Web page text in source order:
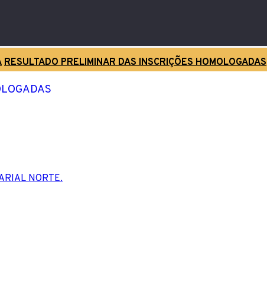
NORTE.
RESULTADO PRELIMINAR DAS INSCRIÇÕES HOMOLOGADAS